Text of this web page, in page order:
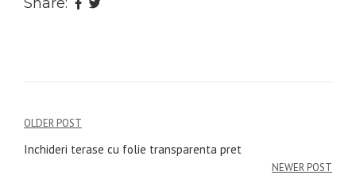
Navigare
în
OLDER POST
Inchideri terase cu folie transparenta pret
NEWER POST